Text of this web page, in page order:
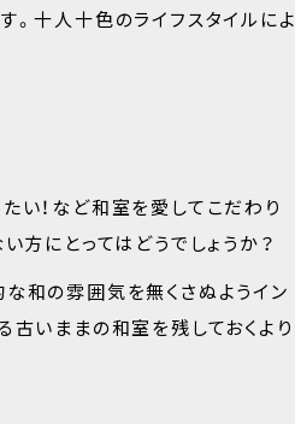
。十人十色のライフスタイルによ
い！など和室を愛してこだわり
方にとってはどうでしょうか？
和の雰囲気を無くさぬようイン
古いままの和室を残しておくより